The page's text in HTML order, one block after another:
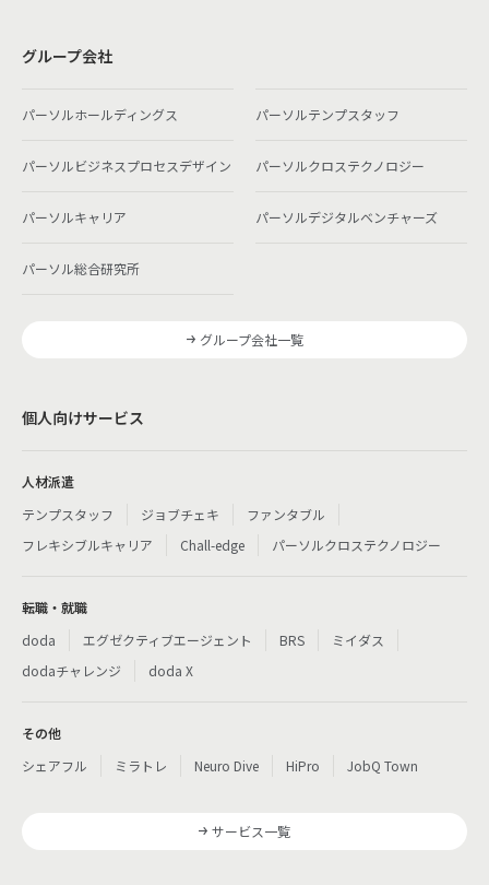
グループ会社
パーソルホールディングス パーソルテンプスタッフ
パーソルビジネスプロセスデザイン パーソルクロステクノロジー
パーソルキャリア パーソルデジタルベンチャーズ
パーソル総合研究所
グループ会社一覧
個人向けサービス
人材派遣
テンプスタッフ
ジョブチェキ
ファンタブル
フレキシブルキャリア
Chall-edge パーソルクロステクノロジー
転職・就職
doda
エグゼクティブエージェント BRS
ミイダス
dodaチャレンジ
doda X
その他
シェアフル
ミラトレ Neuro Dive HiPro JobQ Town
サービス一覧